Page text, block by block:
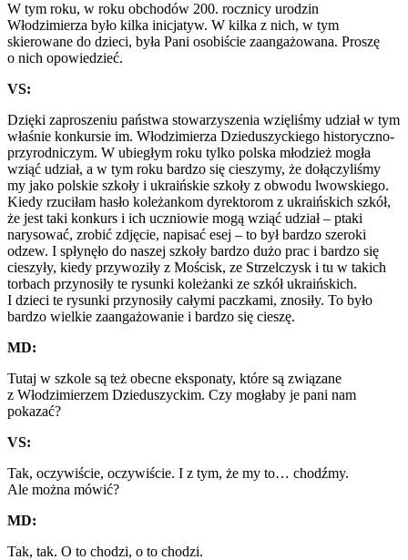
W tym roku, w roku obchodów 200. rocznicy urodzin
Włodzimierza było kilka inicjatyw. W kilka z nich, w tym
skierowane do dzieci, była Pani osobiście zaangażowana. Proszę
o nich opowiedzieć.
VS:
Dzięki zaproszeniu państwa stowarzyszenia wzięliśmy udział w tym
właśnie konkursie im. Włodzimierza Dzieduszyckiego historyczno-
przyrodniczym. W ubiegłym roku tylko polska młodzież mogła
wziąć udział, a w tym roku bardzo się cieszymy, że dołączyliśmy
my jako polskie szkoły i ukraińskie szkoły z obwodu lwowskiego.
Kiedy rzuciłam hasło koleżankom dyrektorom z ukraińskich szkół,
że jest taki konkurs i ich uczniowie mogą wziąć udział – ptaki
narysować, zrobić zdjęcie, napisać esej – to był bardzo szeroki
odzew. I spłynęło do naszej szkoły bardzo dużo prac i bardzo się
cieszyły, kiedy przywoziły z Mościsk, ze Strzelczysk i tu w takich
torbach przynosiły te rysunki koleżanki ze szkół ukraińskich.
I dzieci te rysunki przynosiły całymi paczkami, znosiły. To było
bardzo wielkie zaangażowanie i bardzo się cieszę.
MD:
Tutaj w szkole są też obecne eksponaty, które są związane
z Włodzimierzem Dzieduszyckim. Czy mogłaby je pani nam
pokazać?
VS:
Tak, oczywiście, oczywiście. I z tym, że my to… chodźmy.
Ale można mówić?
MD:
Tak, tak. O to chodzi, o to chodzi.